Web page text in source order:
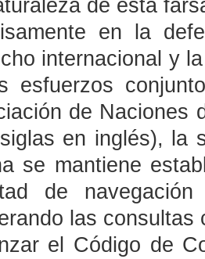
de esta
en la
internacional y
esfuerzos
de Naciones
en inglés), la
se mantiene
de
las
el Código de